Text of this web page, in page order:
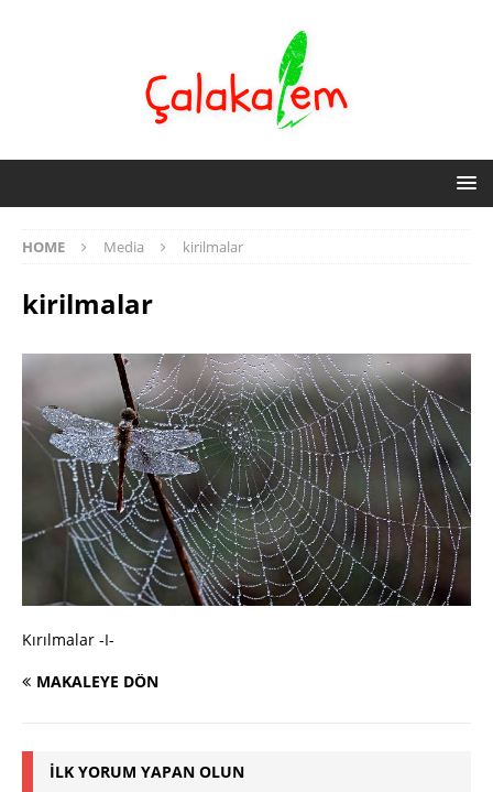
HOME Media kirilmalar
kirilmalar
Kırılmalar -I-
MAKALEYE DÖN
İLK YORUM YAPAN OLUN